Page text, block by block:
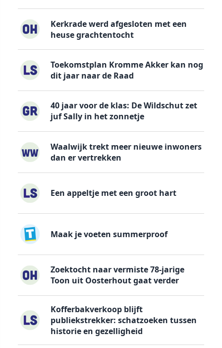
Kerkrade werd afgesloten met een
heuse grachtentocht
Toekomstplan Kromme Akker kan nog
dit jaar naar de Raad
40 jaar voor de klas: De Wildschut zet
juf Sally in het zonnetje
Waalwijk trekt meer nieuwe inwoners
dan er vertrekken
Een appeltje met een groot hart
Maak je voeten summerproof
Zoektocht naar vermiste 78-jarige
Toon uit Oosterhout gaat verder
Kofferbakverkoop blijft
publiekstrekker: schatzoeken tussen
historie en gezelligheid